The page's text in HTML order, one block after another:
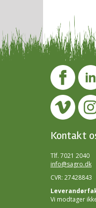
Kontakt
Tlf. 7021 2040
info@sagro.dk
CVR: 27428843
Vi modtager